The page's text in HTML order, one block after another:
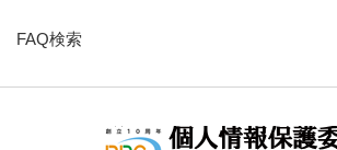
FAQ検索